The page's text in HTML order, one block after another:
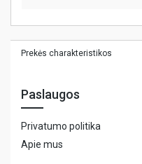
Prekės charakteristikos
Paslaugos
Privatumo politika
Apie mus